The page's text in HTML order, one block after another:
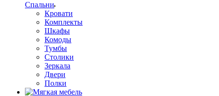
Спальни
Кровати
Комплекты
Шкафы
Комоды
Тумбы
Столики
Зеркала
Двери
Полки